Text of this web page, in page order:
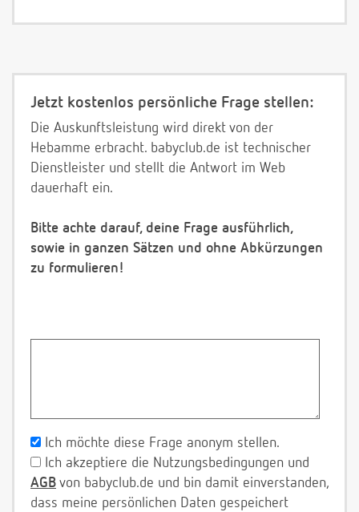
Jetzt kostenlos persönliche Frage stellen:
Die Auskunftsleistung wird direkt von der
Hebamme erbracht. babyclub.de ist technischer
Dienstleister und stellt die Antwort im Web
dauerhaft ein.
Bitte achte darauf, deine Frage ausführlich,
sowie in ganzen Sätzen und ohne Abkürzungen
zu formulieren!
Ich möchte diese Frage anonym stellen.
Ich akzeptiere die Nutzungsbedingungen und
AGB von babyclub.de und bin damit einverstanden,
dass meine persönlichen Daten gespeichert